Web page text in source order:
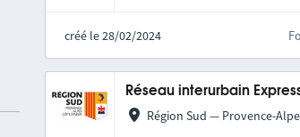
créé le 28/02/2024
Réseau interurbain
Région Sud — Provence-